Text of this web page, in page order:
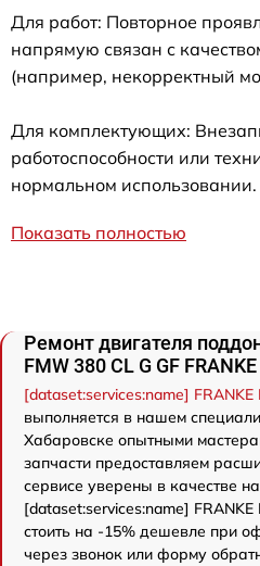
Для работ: Повторное
напрямую связан с
(например, некорректный
Для комплектующих:
работоспособности или
нормальном использовании.
Показать полностью
Ремонт двигателя
FMW 380 CL G GF FRANKE
[dataset:services:name] FRANKE
выполняется в нашем
Хабаровске опытными
запчасти предоставляем
сервисе уверены в качестве
[dataset:services:name]
стоить на -15% дешевле при
через звонок или форму